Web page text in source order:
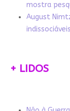
mostra
August
+ LIDOS